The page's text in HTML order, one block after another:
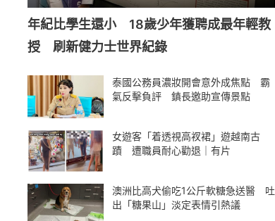
年紀比學生還小 18歲少年獲聘成最年輕教
授 刷新健力士世界紀錄
泰國公務員濃妝開會意外成焦點 霸
氣反擊負評 鎮長邀助宣傳景點
女遊客「着透視高衩裙」遊越南古
蹟 遭職員耐心勸退｜有片
澳洲比高犬偷吃1公斤軟糖急送醫 吐
出「糖果山」淡定表情引熱議